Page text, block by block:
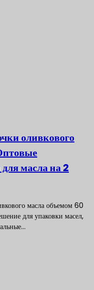
оливкового
масла на 2
масла объемом 60
для упаковки масел,